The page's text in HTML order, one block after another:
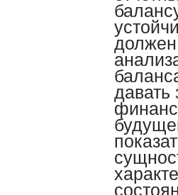
должен
давать